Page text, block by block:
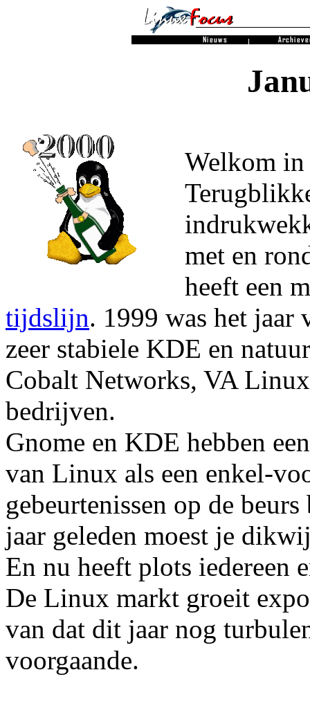
Welkom
met en
heeft een
tijdslijn. 1999 was het jaar
zeer stabiele KDE en
Cobalt Networks, VA
bedrijven.
Gnome en KDE hebben
van Linux als een enkel-
gebeurtenissen op de
jaar geleden moest je
En nu heeft plots iedereen
De Linux markt groeit
van dat dit jaar nog
voorgaande.